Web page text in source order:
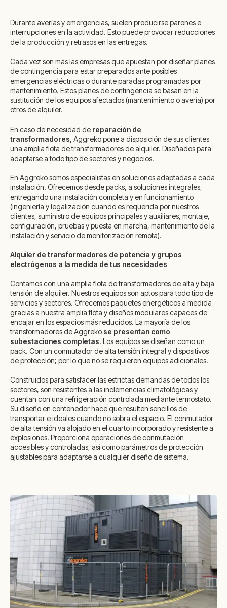
Durante averías y emergencias, suelen producirse parones e
interrupciones en la actividad. Esto puede provocar reducciones
de la producción y retrasos en las entregas.
Cada vez son más las empresas que apuestan por diseñar planes
de contingencia para estar preparados ante posibles
emergencias eléctricas o durante paradas programadas por
mantenimiento. Estos planes de contingencia se basan en la
sustitución de los equipos afectados (mantenimiento o avería) por
otros de alquiler.
En caso de necesidad de reparación de
transformadores, Aggreko pone a disposición de sus clientes
una amplia flota de transformadores de alquiler. Diseñados para
adaptarse a todo tipo de sectores y negocios.
En Aggreko somos especialistas en soluciones adaptadas a cada
instalación. Ofrecemos desdepacks, a soluciones integrales,
entregando una instalación completa y en funcionamiento
(ingeniería y legalización cuando es requerida por nuestros
clientes, suministro de equipos principales y auxiliares, montaje,
configuración, pruebas y puesta en marcha, mantenimiento de la
instalación y servicio de monitorización remota).
Alquiler de transformadores de potencia y grupos
electrógenos a la medida de tus necesidades
Contamos con una amplia flota de transformadores de alta y baja
tensión de alquiler. Nuestros equipos son aptos para todo tipo de
servicios y sectores. Ofrecemos paquetes energéticos a medida
gracias a nuestra amplia flota y diseños modulares capaces de
encajar en los espacios más reducidos. La mayoría de los
transformadores de Aggreko se presentan como
subestaciones completas. Los equipos se diseñan como un
pack. Con un conmutador de alta tensión integral y dispositivos
de protección; por lo que no se requieren equipos adicionales.
Construidos para satisfacer las estrictas demandas de todos los
sectores, son resistentes a las inclemencias climatológicas y
cuentan con una refrigeración controlada mediante termostato.
Su diseño en contenedor hace que resulten sencillos de
transportar e ideales cuando no sobra el espacio. El conmutador
de alta tensión va alojado en el cuarto incorporado y resistente a
explosiones. Proporciona operaciones de conmutación
accesibles y controladas, así como parámetros de protección
ajustables para adaptarse a cualquier diseño de sistema.